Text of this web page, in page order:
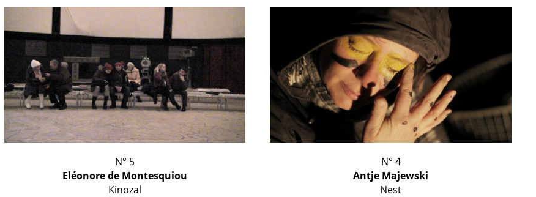
N° 5
Eléonore de Montesquiou
Kinozal
N° 4
Antje Majewski
Nest